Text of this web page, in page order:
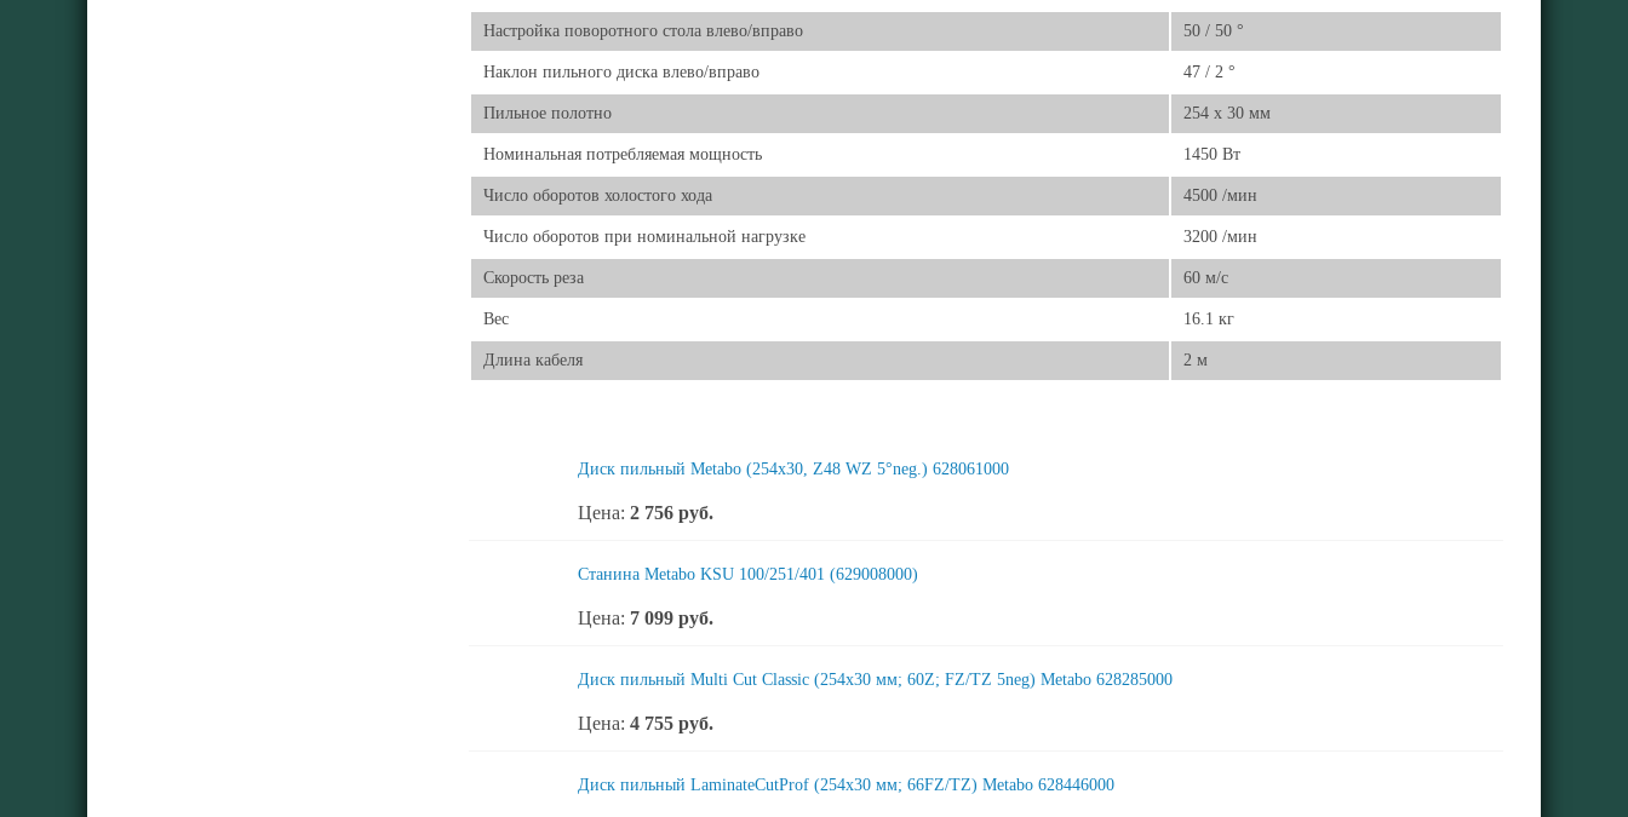
Настройка поворотного стола влево/вправо 50 / 50 °
Наклон пильного диска влево/вправо 47 / 2 °
Пильное полотно 254 x 30 мм
Номинальная потребляемая мощность 1450 Вт
Число оборотов холостого хода 4500 /мин
Число оборотов при номинальной нагрузке 3200 /мин
Скорость реза 60 м/с
Вес 16.1 кг
Длина кабеля 2 м
Диск пильный Metabo (254x30, Z48 WZ 5°neg.) 628061000
Цена: 2 756 руб.
Станина Metabo KSU 100/251/401 (629008000)
Цена: 7 099 руб.
Диск пильный Multi Cut Classic (254x30 мм; 60Z; FZ/TZ 5neg) Metabo 628285000
Цена: 4 755 руб.
Диск пильный LaminateCutProf (254x30 мм; 66FZ/TZ) Metabo 628446000